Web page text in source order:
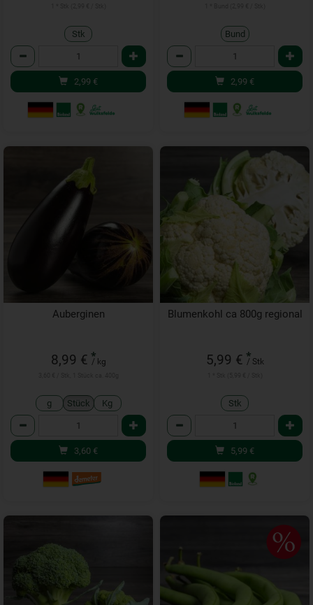
Stk
Anzahl
2,99 €
Bund
Anzahl
2,99 €
Auberginen
8,99 € *
/ kg
g Stück Kg
Anzahl
3,60 €
Blumenkohl ca 800g regional
5,99 € *
/ Stk
Stk
Anzahl
5,99 €